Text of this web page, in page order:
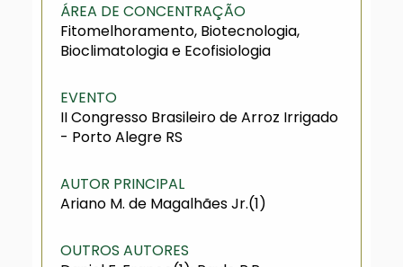
ÁREA DE CONCENTRAÇÃO
Fitomelhoramento, Biotecnologia,
Bioclimatologia e Ecofisiologia
EVENTO
II Congresso Brasileiro de Arroz Irrigado
- Porto Alegre RS
AUTOR PRINCIPAL
Ariano M. de Magalhães Jr.(1)
OUTROS AUTORES